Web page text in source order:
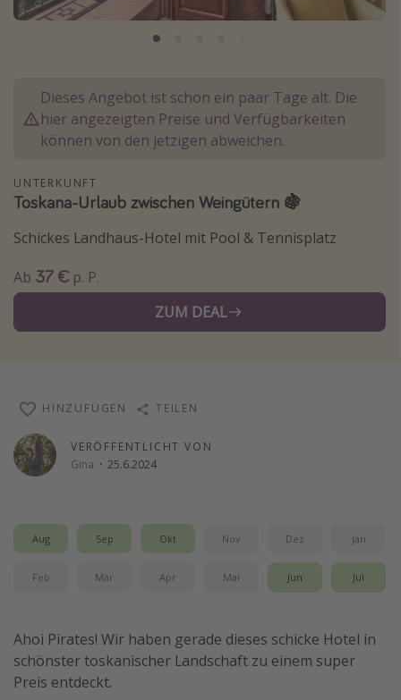
Normandie Urlaub
Kefalonia Urlaub
Krabi Urlaub
Sri Lanka Rundreise
Reisethemen
Wellnessurlaub
Singlereisen
Strandurlaub
Hotels in Hamburg
Weitere Themen
Reise Journal
Dieses Angebot ist schon ein paar Tage alt. Die
hier angezeigten Preise und Verfügbarkeiten
können von den jetzigen abweichen.
UNTERKUNFT
Toskana-Urlaub zwischen Weingütern 🍇
Schickes Landhaus-Hotel mit Pool & Tennisplatz
Ab 37 € p. P.
ZUM DEAL
VERÖFFENTLICHT VON
Gina · 25.6.2024
HINZUFÜGEN TEILEN
Aug Sep Okt Nov Dez Jan
Feb Mär Apr Mai Jun Jul
Ahoi Pirates! Wir haben gerade dieses schicke Hotel in
schönster toskanischer Landschaft zu einem super
Preis entdeckt.